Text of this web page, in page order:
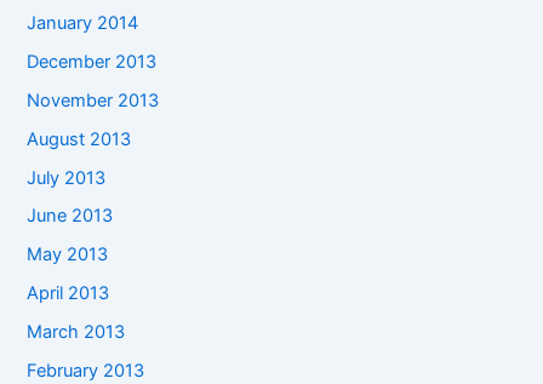
January 2014
December 2013
November 2013
August 2013
July 2013
June 2013
May 2013
April 2013
March 2013
February 2013